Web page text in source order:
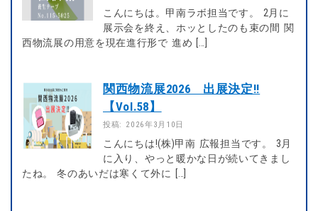
こんにちは。甲南ラボ担当です。 2月に
展示会を終え、ホッとしたのも束の間 関
西物流展の用意を現在進行形で 進め […]
関西物流展2026 出展決定!!
【Vol.58】
投稿: 2026年3月10日
こんにちは!(株)甲南 広報担当です。 3月
に入り、やっと暖かな日が続いてきまし
たね。 冬のあいだは寒くて外に […]